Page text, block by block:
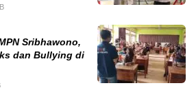
Sribhawono,
dan Bullying di